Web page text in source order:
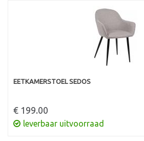
EETKAMERSTOEL SEDOS
€ 199.00
leverbaar uitvoorraad